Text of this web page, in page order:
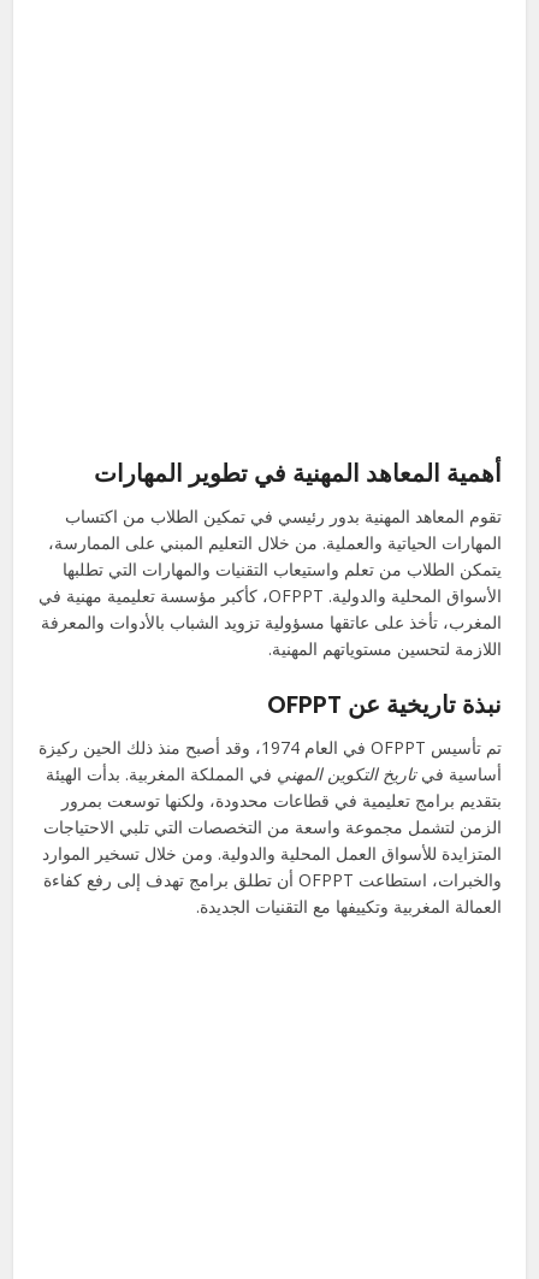
أهمية المعاهد المهنية في تطوير المهارات
تقوم المعاهد المهنية بدور رئيسي في تمكين الطلاب من اكتساب
المهارات الحياتية والعملية. من خلال التعليم المبني على الممارسة،
يتمكن الطلاب من تعلم واستيعاب التقنيات والمهارات التي تطلبها
الأسواق المحلية والدولية. OFPPT، كأكبر مؤسسة تعليمية مهنية في
المغرب، تأخذ على عاتقها مسؤولية تزويد الشباب بالأدوات والمعرفة
اللازمة لتحسين مستوياتهم المهنية.
نبذة تاريخية عن OFPPT
تم تأسيس OFPPT في العام 1974، وقد أصبح منذ ذلك الحين ركيزة
أساسية فيتاريخ التكوين المهني في المملكة المغربية. بدأت الهيئة
بتقديم برامج تعليمية في قطاعات محدودة، ولكنها توسعت بمرور
الزمن لتشمل مجموعة واسعة من التخصصات التي تلبي الاحتياجات
المتزايدة للأسواق العمل المحلية والدولية. ومن خلال تسخير الموارد
والخبرات، استطاعت OFPPT أن تطلق برامج تهدف إلى رفع كفاءة
العمالة المغربية وتكييفها مع التقنيات الجديدة.